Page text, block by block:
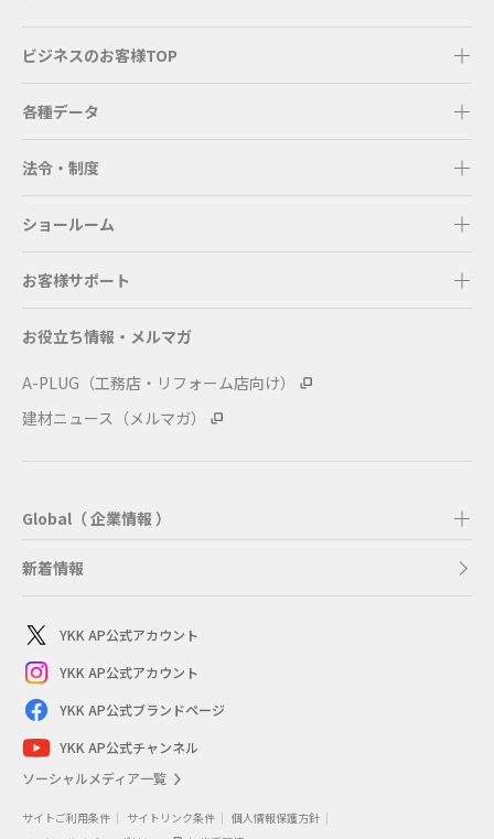
ビジネスのお客様TOP
各種データ
法令・制度
ショールーム
お客様サポート
お役立ち情報・メルマガ
A-PLUG（工務店・リフォーム店向け）
建材ニュース（メルマガ）
Global（ 企業情報 ）
新着情報
YKK AP公式アカウント
YKK AP公式アカウント
YKK AP公式ブランドページ
YKK AP公式チャンネル
ソーシャルメディア一覧
サイトご利用条件 サイトリンク条件
個人情報保護方針